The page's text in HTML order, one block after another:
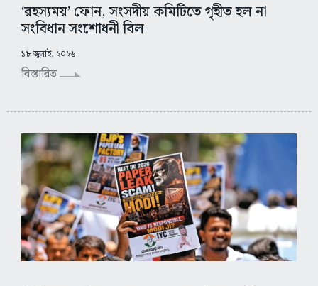
‘রহস্যময়’ ফোন, সংসদীয় কমিটিতে গৃহীত হল না
সংবিধান সংশোধনী বিল
১৮ জুলাই, ২০২৬
বিস্তারিত